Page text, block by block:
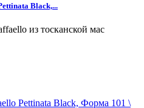
Black,...
из тосканской мас